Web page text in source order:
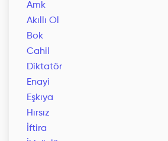
Amk
Akıllı Ol
Bok
Cahil
Diktatör
Enayi
Eşkıya
Hırsız
İftira